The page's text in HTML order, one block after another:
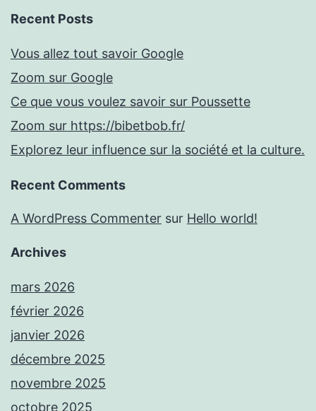
Recent Posts
Vous allez tout savoir Google
Zoom sur Google
Ce que vous voulez savoir sur Poussette
Zoom sur https://bibetbob.fr/
Explorez leur influence sur la société et la culture.
Recent Comments
A WordPress Commenter sur Hello world!
Archives
mars 2026
février 2026
janvier 2026
décembre 2025
novembre 2025
octobre 2025